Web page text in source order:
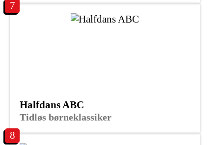
7
Tidløs børneklassiker
Halfdans ABC
8